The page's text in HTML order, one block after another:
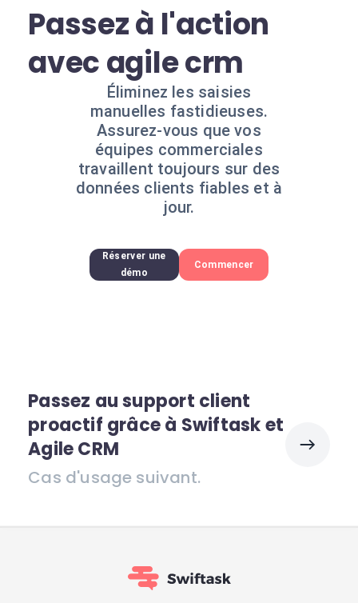
Passez à l'action
avec agile crm
Éliminez les saisies
manuelles fastidieuses.
Assurez-vous que vos
équipes commerciales
travaillent toujours sur des
données clients fiables et à
jour.
Réserver une
démo
Commencer
Passez au support client
proactif grâce à Swiftask et
Agile CRM
Cas d'usage suivant.